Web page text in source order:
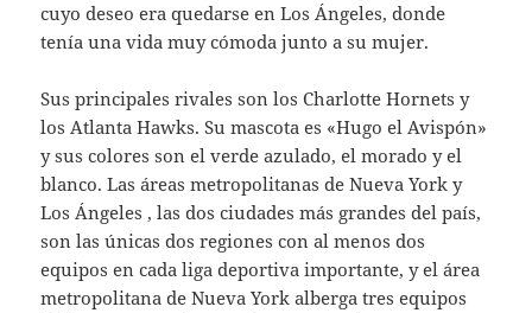
cuyo deseo era quedarse en Los Ángeles, donde
tenía una vida muy cómoda junto a su mujer.
Sus principales rivales son los Charlotte Hornets y
los Atlanta Hawks. Su mascota es «Hugo el Avispón»
y sus colores son el verde azulado, el morado y el
blanco. Las áreas metropolitanas de Nueva York y
Los Ángeles , las dos ciudades más grandes del país,
son las únicas dos regiones con al menos dos
equipos en cada liga deportiva importante, y el área
metropolitana de Nueva York alberga tres equipos